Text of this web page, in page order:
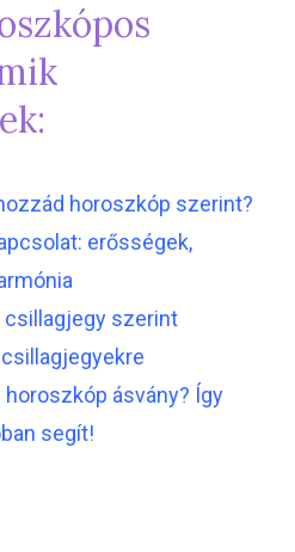
horoszkóp szerint?
erősségek,
csillagjegy szerint
horoszkóp ásvány? Így
segít!